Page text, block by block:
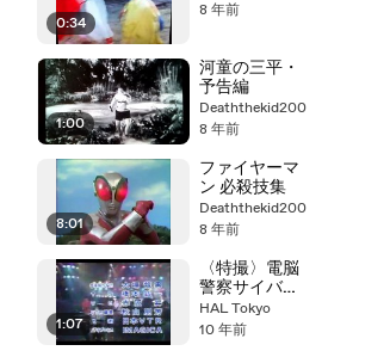
0:34
8 年前
1:00
河童の三平・
予告編
Deaththekid200
8 年前
8:01
ファイヤーマ
ン 必殺技集
Deaththekid200
8 年前
1:07
〈特撮〉電脳
警察サイバー
コップ
HAL Tokyo
10 年前